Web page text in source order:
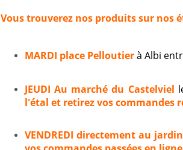
Vous trouverez nos produits sur nos
MARDI place Pelloutierà Albi
JEUDI Au marché du Castelviel
l'étal et retirez vos commandes
VENDREDI directement au
vos commandes passées en ligne